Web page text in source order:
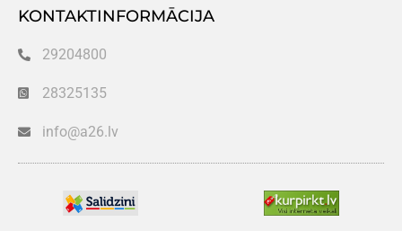
KONTAKTINFORMĀCIJA
29204800
28325135
info@a26.lv